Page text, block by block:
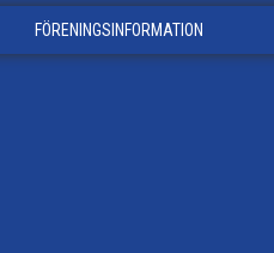
FÖRENINGSINFORMATION